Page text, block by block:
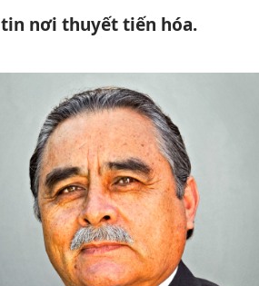
nơi thuyết tiến hóa.